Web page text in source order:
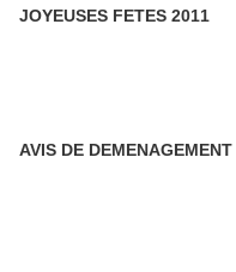
JOYEUSES FETES 2011
AVIS DE DEMENAGEMENT